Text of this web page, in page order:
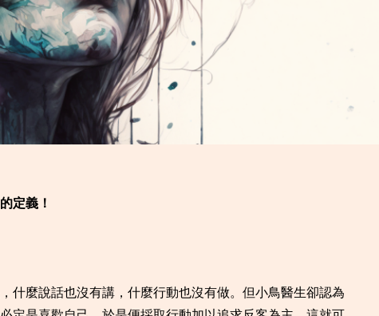
定義！
什麼說話也沒有講，什麼行動也沒有做。但小鳥醫生卻認為